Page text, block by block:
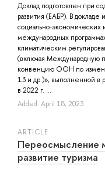
Доклад подготовлен при
развития (ЕАБР). В докладе
социально-экономических
международных
климатическим
(включая Международную
конвенцию ООН по
13 и др.)», выполненной в
в 2022 г. ...
Added: April 18, 2023
ARTICLE
Переосмысление
развитие туризма